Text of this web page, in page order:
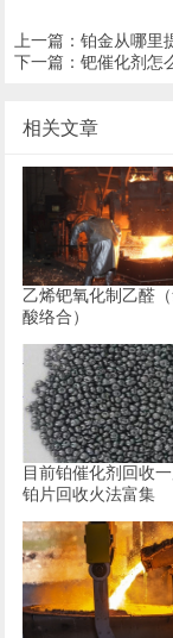
上一篇：铂金从哪里
下一篇：钯催化剂怎
相关文章
乙烯钯氧化制乙醛
酸络合）
目前铂催化剂回收一
铂片回收火法富集